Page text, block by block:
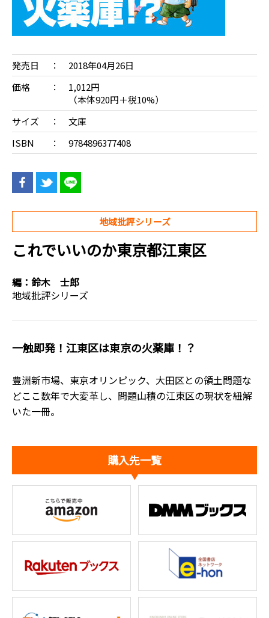
発売日
2018年04月26日
価格
1,012円
（本体920円＋税10%）
サイズ
文庫
ISBN
9784896377408
地域批評シリーズ
これでいいのか東京都江東区
編： 鈴木 士郎
地域批評シリーズ
一触即発！江東区は東京の火薬庫！？
豊洲新市場、東京オリンピック、大田区との領土問題な
どここ数年で大変革し、問題山積の江東区の現状を紐解
いた一冊。
購入先一覧